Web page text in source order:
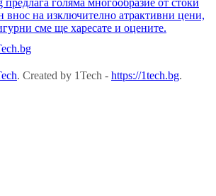
предлага голяма многообразие от стоки
внос на изключително атрактивни цени,
сме ще харесате и оцените.
. Created by 1Tech - https://1tech.bg.